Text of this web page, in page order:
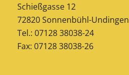
Schießgasse 12
72820 Sonnenbühl-Undingen
Tel.: 07128 38038-24
Fax: 07128 38038-26